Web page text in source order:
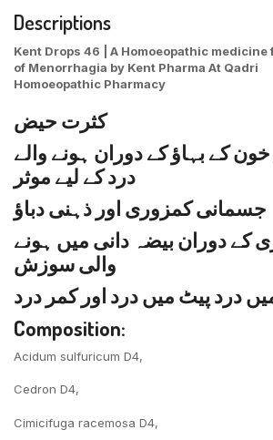
Descriptions
Kent Drops 46 | A Homoeopathic
of Menorrhagia by Kent Pharma At Qadri
Homoeopathic Pharmacy
کثرت حیض
کے بہاؤ کے دوران ہونے والے
درد کے لیے موثر
جسمانی کمزوری اور ذہنی دباؤ
کے دوران بیضہ دانی میں ہونے
والی سوزش
درد پیٹ میں درد اور کمر درد
Composition:
Acidum sulfuricum D4,
Cedron D4,
Cimicifuga racemosa D4,